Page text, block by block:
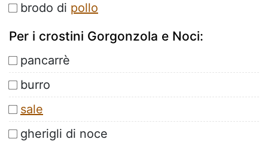
brodo di pollo
Per i crostini Gorgonzola e Noci:
pancarrè
burro
sale
gherigli di noce